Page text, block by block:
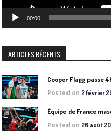
00:00
ARTICLES RÉCENTS
Cooper Flagg passe
Posted on 2 février
Équipe de France
Posted on 26 août